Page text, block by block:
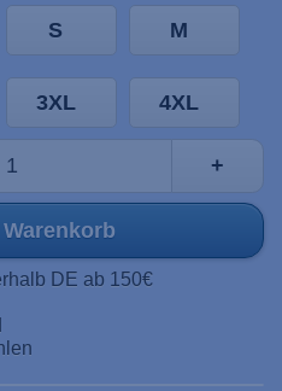
S M
3XL 4XL
+
DE ab 150€